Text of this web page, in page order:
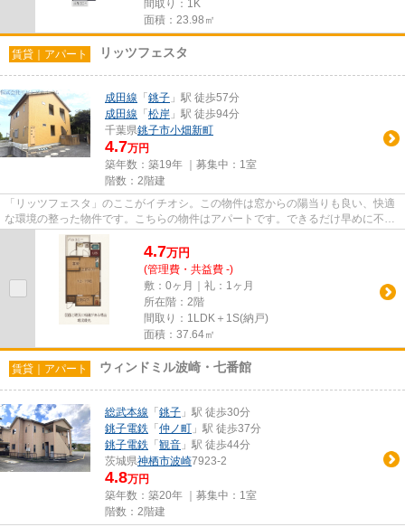
間取り：1K
面積：23.98㎡
賃貸｜アパート リッツフェスタ
成田線 「 銚子 」駅 徒歩57分
成田線 「 松岸 」駅 徒歩94分
千葉県銚子市小畑新町
4.7万円
築年数：築19年 ｜募集中： 1室
階数：2階建
「リッツフェスタ」のここがイチオシ。この物件は窓からの陽当りも良い、快適
な環境の整った物件です。こちらの物件はアパートです。できるだけ早めに不動
産情報を集めたい方は当社ス...
4.7万円
(管理費・共益費 -)
敷：0ヶ月｜礼：1ヶ月
所在階：2階
間取り：1LDK＋1S(納戸)
面積：37.64㎡
賃貸｜アパート ウィンドミル波崎・七番館
総武本線 「 銚子 」駅 徒歩30分
銚子電鉄 「 仲ノ町 」駅 徒歩37分
銚子電鉄 「 観音 」駅 徒歩44分
茨城県神栖市波崎7923-2
4.8万円
築年数：築20年 ｜募集中： 1室
階数：2階建